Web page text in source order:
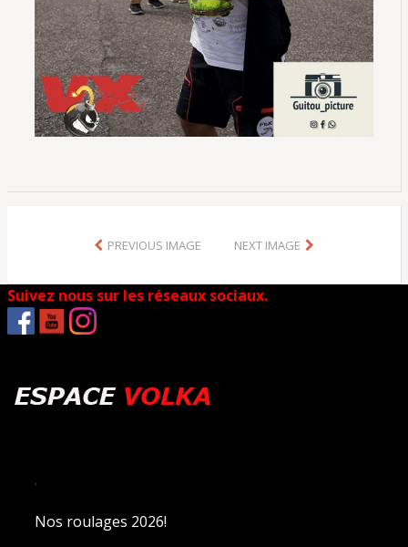
PREVIOUS IMAGE NEXT IMAGE
Suivez nous sur les réseaux sociaux.
.
Nos roulages 2026!